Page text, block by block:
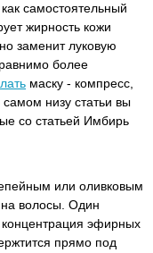
самостоятельный
жирность кожи
заменит луковую
более
маску - компресс,
низу статьи вы
со статьей Имбирь
или оливковым
волосы. Один
эфирных
прямо под